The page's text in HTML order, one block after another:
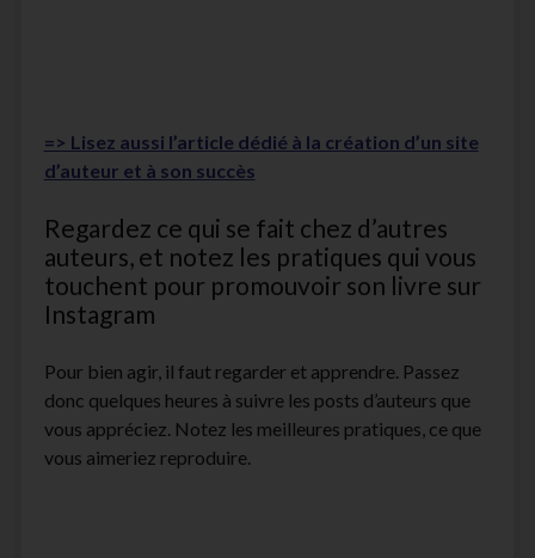
=> Lisez aussi l’article dédié à la création d’un site
d’auteur et à son succès
Regardez ce qui se fait chez d’autres
auteurs, et notez les pratiques qui vous
touchent pour promouvoir son livre sur
Instagram
Pour bien agir, il faut regarder et apprendre. Passez
donc quelques heures à suivre les posts d’auteurs que
vous appréciez. Notez les meilleures pratiques, ce que
vous aimeriez reproduire.